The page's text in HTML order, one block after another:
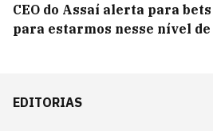
CEO do Assaí alerta para
para estarmos nesse nível
EDITORIAS